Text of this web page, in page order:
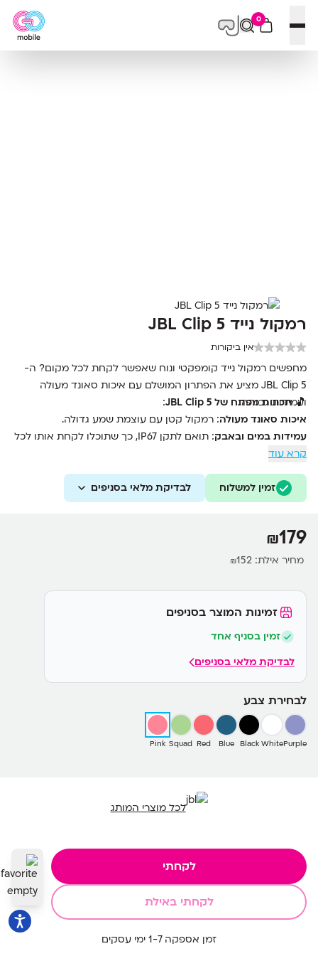
פתח תפריט
0
‏רמקול נייד JBL Clip 5
אין ביקורות
מחפשים רמקול נייד קומפקטי ונוח שאפשר לקחת לכל מקום? ה-
JBL Clip 5 מציע את הפתרון המושלם עם איכות סאונד מעולה
ועמידות גבוהה.
🎵תכונות מפתח של JBL Clip 5
:
איכות סאונד מעולה: רמקול קטן עם עוצמת שמע גדולה.
עמידות במים ובאבק
: תואם לתקן IP67, כך שתוכלו לקחת אותו לכל
מקום ללא חשש.
חיי סוללה ארוכים: עד 10 שעות של השמעה רצופה.
עיצוב קל ונוח לנשיאה
: מגיע עם קליפס מובנה שמאפשר לתלות את
הרמקול על תיק, אופניים או כל מקום אחר.
נייד.
קרא עוד
זמין למשלוח לבדיקת מלאי בסניפים
₪179
מחיר אילת: ₪152
זמינות המוצר בסניפים
זמין בסניף אחד
לבדיקת מלאי בסניפים
לבחירת צבע
Purple
White
Black
Blue
Red
Squad
Pink
לכל מוצרי המותג
לקחתי
לקחתי באילת
זמן אספקה 1-7 ימי עסקים